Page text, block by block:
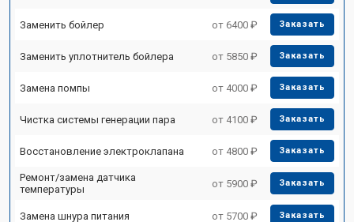
Заменить бойлер от 6400 ₽ Заказать
Заменить уплотнитель бойлера от 5850 ₽ Заказать
Замена помпы от 4000 ₽ Заказать
Чистка системы генерации пара от 4100 ₽ Заказать
Восстановление электроклапана от 4800 ₽ Заказать
Ремонт/замена датчика
температуры
от 5900 ₽ Заказать
Замена шнура питания от 5700 ₽ Заказать